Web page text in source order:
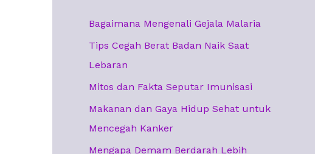
Bagaimana Mengenali Gejala Malaria
Tips Cegah Berat Badan Naik Saat
Lebaran
Mitos dan Fakta Seputar Imunisasi
Makanan dan Gaya Hidup Sehat untuk
Mencegah Kanker
Mengapa Demam Berdarah Lebih